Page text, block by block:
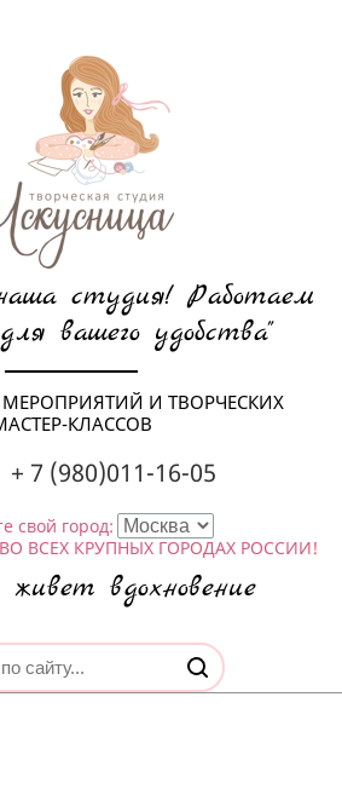
студия! Работаем
вашего удобства"
И ТВОРЧЕСКИХ
КЛАССОВ
+ 7 (980)011-16-05
свой город:
ВСЕХ КРУПНЫХ ГОРОДАХ РОССИИ!
вдохновение